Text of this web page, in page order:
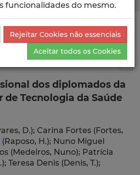
Descrição Detalhada da
dos diplomados da
de Tecnologia da Saúde
D.); Carina Fortes (Fortes,
(Raposo, H.); Nuno Miguel
(Medeiros, Nuno); Patrícia
Teresa Denis (Denis, T.);
funcionalidades do mesmo.
Rejeitar Cookies não essenciais
Aceitar todos os Cookies